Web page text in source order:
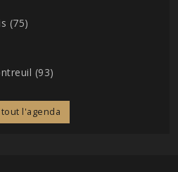
(75)
(93)
l'agenda